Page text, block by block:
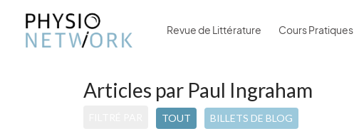
Revue de Littérature Cours Pratiques
Articles par Paul Ingraham
TOUT BILLETS DE BLOG